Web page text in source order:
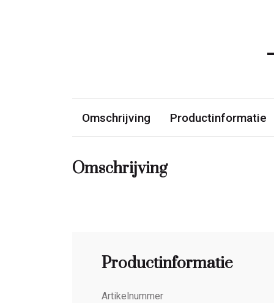
Omschrijving Productinformatie
Omschrijving
Productinformatie
Artikelnummer